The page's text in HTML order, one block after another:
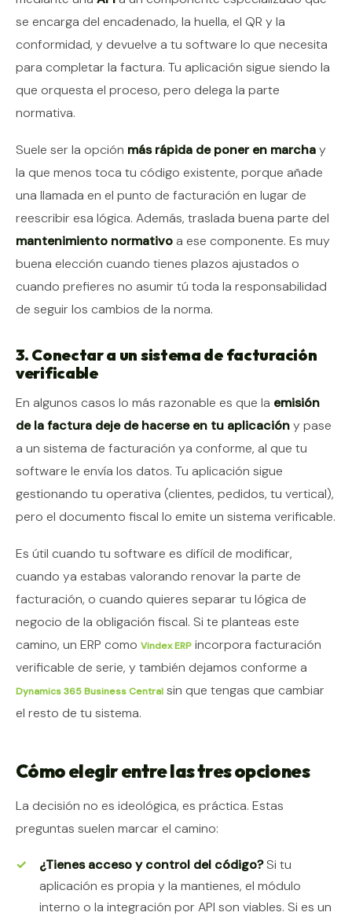
se encarga del encadenado, la huella, el QR y la
conformidad, y devuelve a tu software lo que necesita
para completar la factura. Tu aplicación sigue siendo la
que orquesta el proceso, pero delega la parte
normativa.
Suele ser la opción más rápida de poner en marchay
la que menos toca tu código existente, porque añade
una llamada en el punto de facturación en lugar de
reescribir esa lógica. Además, traslada buena parte del
mantenimiento normativoa ese componente. Es muy
buena elección cuando tienes plazos ajustados o
cuando prefieres no asumir tú toda la responsabilidad
de seguir los cambios de la norma.
3. Conectar a un sistema de facturación
verificable
En algunos casos lo más razonable es que la emisión
de la factura deje de hacerse en tu aplicacióny pase
a un sistema de facturación ya conforme, al que tu
software le envía los datos. Tu aplicación sigue
gestionando tu operativa (clientes, pedidos, tu vertical),
pero el documento fiscal lo emite un sistema verificable.
Es útil cuando tu software es difícil de modificar,
cuando ya estabas valorando renovar la parte de
facturación, o cuando quieres separar tu lógica de
negocio de la obligación fiscal. Si te planteas este
camino, un ERP como Vindex ERP incorpora facturación
verificable de serie, y también dejamos conforme a
Dynamics 365 Business Central sin que tengas que cambiar
el resto de tu sistema.
Cómo elegir entre las tres opciones
La decisión no es ideológica, es práctica. Estas
preguntas suelen marcar el camino:
¿Tienes acceso y control del código?Si tu
aplicación es propia y la mantienes, el módulo
interno o la integración por API son viables. Si es un